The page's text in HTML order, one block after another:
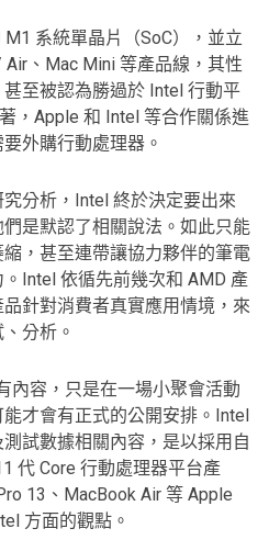
系統單晶片（SoC），並立
、Mac Mini 等產品線，其性
至被認為勝過於 Intel 行動平
，Apple 和 Intel 等合作關係進
外購行動處理器。
分析，Intel 終於決定要出來
是默認了相關說法。如此只能
，甚至連帶讓協力夥伴的筆電
Intel 依循先前幾次和 AMD 產
針對消費者真實應用情境，來
分析。
內容，只是在一場小聚會活動
才會有正式的公開安排。Intel
試數據相關內容，是以採用自
代 Core 行動處理器平台產
13、MacBook Air 等 Apple
方面的觀點。